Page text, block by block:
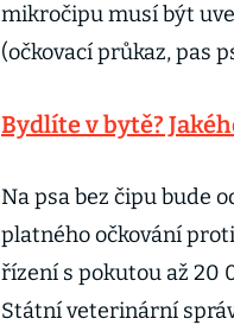
mikročipu musí být
(očkovací průkaz, pas
Bydlíte v bytě?
Na psa bez čipu bude
platného očkování
řízení s pokutou až 20
Státní veterinární